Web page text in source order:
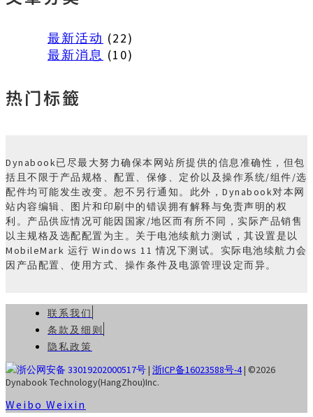
最新活动 (22)
最新消息 (10)
热门标籤
Dynabook已尽最大努力确保本网站所提供的信息准确性，但包
括且不限于产品规格、配置、保修、定价以及操作系统/组件/选
配件均可能发生改变。恕不另行通知。此外，Dynabook对本网
站内容编辑、图片和印刷中的错误拥有解释与免责声明的权
利。产品供应情况可能因国家/地区而有所不同，实际产品销售
以主规格及选配配置为主。关于电池续航力测试，其设置是以
MobileMark 运行 Windows 11 情况下测试。实际电池续航力会
因产品配置、使用方式、操作条件及电源管理设定而异。
联系我们
条款及细则
隐私政策
浙公网安备 33019202000517号| 浙ICP备16023588号-4| ©2026
Dynabook Technology(HangZhou)Inc.
Weibo Weixin